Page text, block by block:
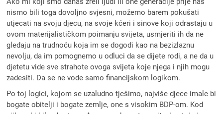
nismo bili toga dovoljno svjesni, možemo barem pokušati
utjecati na svoju djecu, na svoje kćeri i sinove koji odrastaju u
ovom materijalističkom poimanju svijeta, usmjeriti ih da ne
gledaju na trudnoću koja im se dogodi kao na bezizlaznu
nevolju, da im pomognemo u odluci da se dijete rodi, a ne da u
djetetu vide sve strahote ovoga svijeta koje njega i njih mogu
zadesiti. Da se ne vode samo financijskom logikom.
Po toj logici, kojom se uzaludno tješimo, najviše djece imale bi
bogate obitelji i bogate zemlje, one s visokim BDP-om. Kod